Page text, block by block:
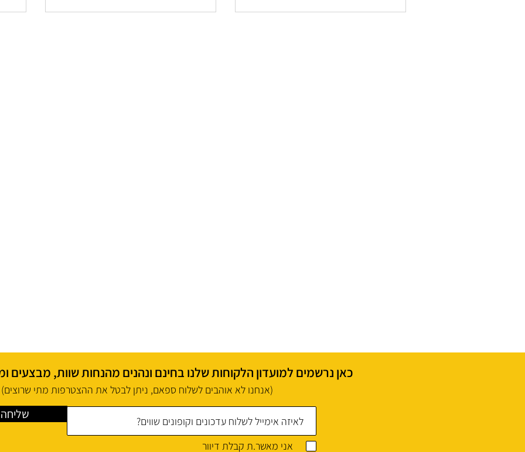
כאן נרשמים למועדון הלקוחות שלנו בחינם ונהנים מהנחות שוות, מבצעים
(אנחנו לא אוהבים לשלוח ספאם, ניתן לבטל את ההצטרפות מתי שרוצים)
שליחה
אני מאשר.ת קבלת דיוור